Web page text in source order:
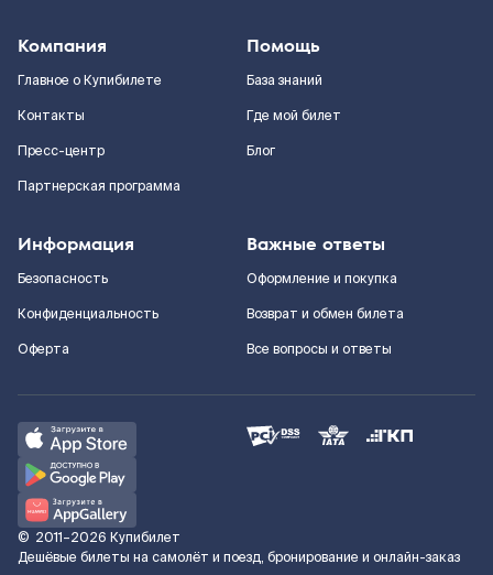
Компания
Главное о Купибилете
Контакты
Пресс-центр
Партнерская программа
Помощь
База знаний
Где мой билет
Блог
Информация
Безопасность
Конфиденциальность
Оферта
Важные ответы
Оформление и покупка
Возврат и обмен билета
Все вопросы и ответы
© 2011–2026 Купибилет
Дешёвые билеты на самолёт и поезд, бронирование и онлайн-заказ